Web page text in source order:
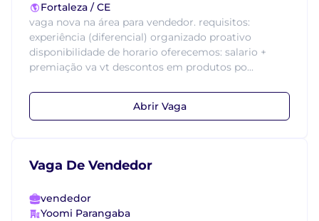
Fortaleza / CE
vaga nova na área para vendedor. requisitos:
experiência (diferencial) organizado proativo
disponibilidade de horario oferecemos: salario +
premiação va vt descontos em produtos po...
Abrir Vaga
Vaga De Vendedor
vendedor
Yoomi Parangaba